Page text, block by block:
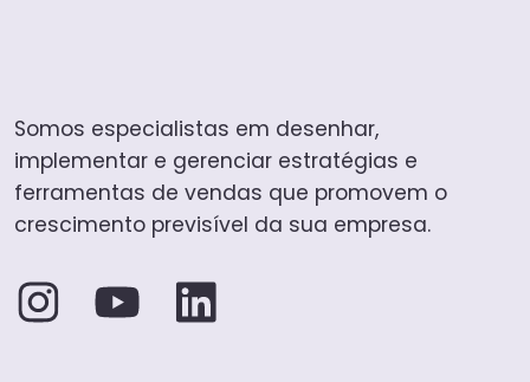
Somos especialistas em desenhar,
implementar e gerenciar estratégias e
ferramentas de vendas que promovem o
crescimento previsível da sua empresa.